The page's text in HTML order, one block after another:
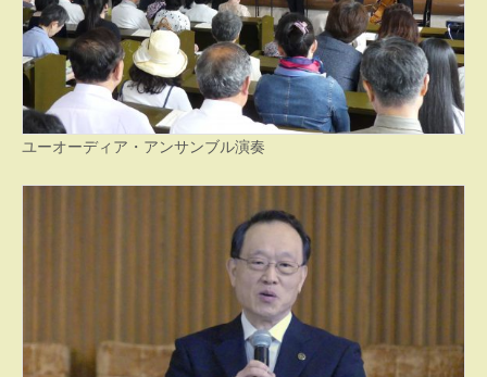
ユーオーディア・アンサンブル演奏